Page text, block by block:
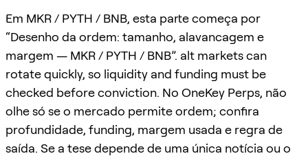
Em MKR / PYTH / BNB, esta parte começa por
“Desenho da ordem: tamanho, alavancagem e
margem — MKR / PYTH / BNB”. alt markets can
rotate quickly, so liquidity and funding must be
checked before conviction. No OneKey Perps, não
olhe só se o mercado permite ordem; confira
profundidade, funding, margem usada e regra de
saída. Se a tese depende de uma única notícia ou o